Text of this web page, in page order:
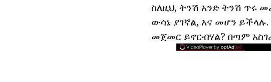
ስለዚህ, ትንሽ አንድ ትንሽ ጥሩ
ውሳኔ ያገኛል, እና መሆን
መጀመር ይኖርብሃል? በጣም